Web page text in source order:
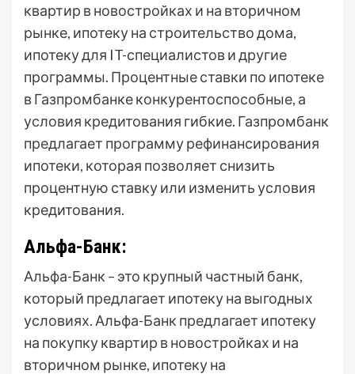
квартир в новостройках и на вторичном
рынке, ипотеку на строительство дома,
ипотеку для IT-специалистов и другие
программы. Процентные ставки по ипотеке
в Газпромбанке конкурентоспособные, а
условия кредитования гибкие. Газпромбанк
предлагает программу рефинансирования
ипотеки, которая позволяет снизить
процентную ставку или изменить условия
кредитования.
Альфа-Банк:
Альфа-Банк – это крупный частный банк,
который предлагает ипотеку на выгодных
условиях. Альфа-Банк предлагает ипотеку
на покупку квартир в новостройках и на
вторичном рынке, ипотеку на